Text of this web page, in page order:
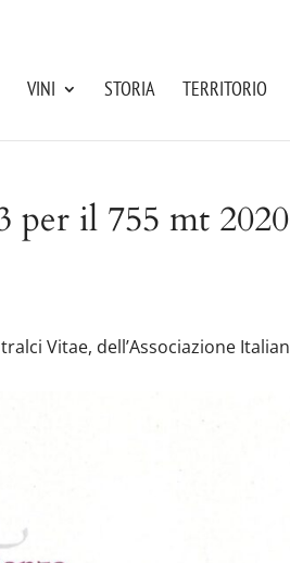
VINI STORIA TERRITORIO
il 755 mt 2020
Vitae, dell’Associazione Italian